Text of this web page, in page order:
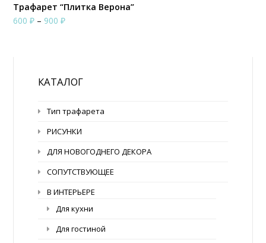
Трафарет “Плитка Верона”
600₽ – 900₽Диапазон
КАТАЛОГ
Тип трафарета
РИСУНКИ
ДЛЯ НОВОГОДНЕГО ДЕКОРА
СОПУТСТВУЮЩЕЕ
В ИНТЕРЬЕРЕ
Для кухни
Для гостиной